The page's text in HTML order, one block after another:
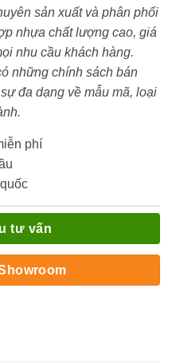
sản xuất và phân phối
nhựa chất lượng cao, giá
nhu cầu khách hàng.
những chính sách bán
đa dạng về mẫu mã, loại
phí
tư vấn